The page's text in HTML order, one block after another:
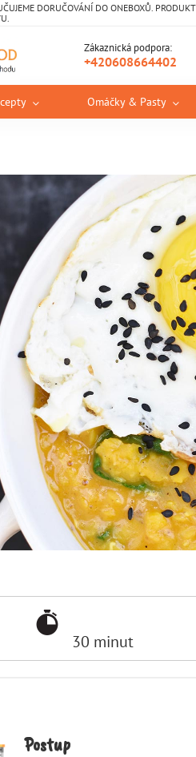
DORUČOVÁNÍ DO ONEBOXŮ.
Zákaznická podpora:
+420608664402
Omáčky & Pasty
30 minut
Postup